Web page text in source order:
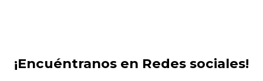
¡Encuéntranos en Redes sociales!